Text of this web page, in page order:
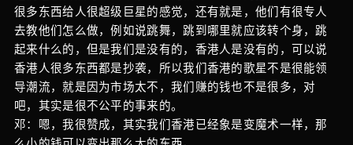
很多东西给人很超级巨星的感觉，还有就是，他们有很专人
去教他们怎么做，例如说跳舞，跳到哪里就应该转个身，跳
起来什么的，但是我们是没有的，香港人是没有的，可以说
香港人很多东西都是抄袭，所以我们香港的歌星不是很能领
导潮流，就是因为市场太不，我们赚的钱也不是很多，对
吧，其实是很不公平的事来的。
邓：嗯，我很赞成，其实我们香港已经象是变魔术一样，那